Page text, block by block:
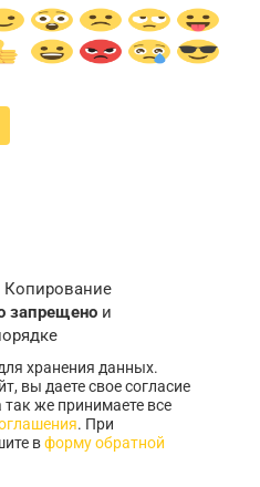
Копирование
запрещено и
хранения данных.
вы даете свое согласие
же принимаете все
. При
вформу обратной